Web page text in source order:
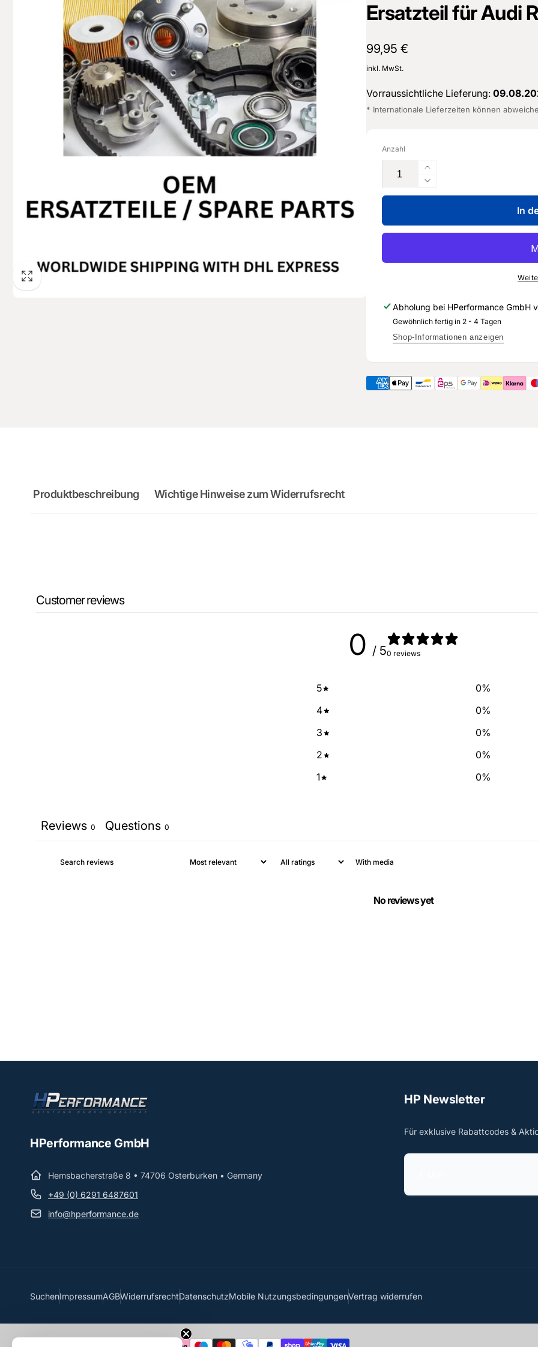
Ersatzteil für Audi
Normaler
Preis
99,95 €
inkl. MwSt.
Vorraussichtliche Lieferung:
* Internationale Lieferzeiten können
Anzahl
Erhöhe
die
Menge
Reinigungslösung
-
065
Original
Ersatzteil
für
Sportback
Verringere
die
für
Reinigungslösung
G
-
Original
Ersatzteil
RS3
Sportback
In
Abholung bei HPerformance GmbH
Gewöhnlich fertig in 2 - 4 Tagen
Shop-Informationen anzeigen
Produktbeschreibung Wichtige Hinweise zum Widerrufsrecht
Customer reviews
0 / 50 reviews
5 0%
4
0%
3
0%
2
0%
1
0%
Reviews 0 Questions 0
With media
No reviews yet
HPerformance GmbH
Hemsbacherstraße 8 • 74706 Osterburken • Germany
+49 (0) 6291 6487601
info@hperformance.de
HP Newsletter
Für exklusive Rabattcodes &
E
SuchenImpressumAGBWiderrufsrechtDatenschutzMobile NutzungsbedingungenVertrag widerrufen